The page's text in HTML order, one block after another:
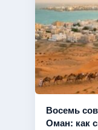
Восемь
Оман: как